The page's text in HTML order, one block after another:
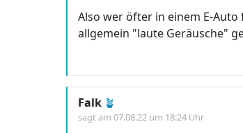
Also wer öfter in einem E-
allgemein "laute Geräusche"
Falk 🪴
sagt am 07.08.22 um 18:24 Uhr